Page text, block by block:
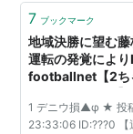
な会話の応酬
7 ブックマーク
地域決勝に望む
運転の発覚によ
footballnet【2ち
1 デニウ損▲φ ★ 投
23:33:06 ID:???0 【